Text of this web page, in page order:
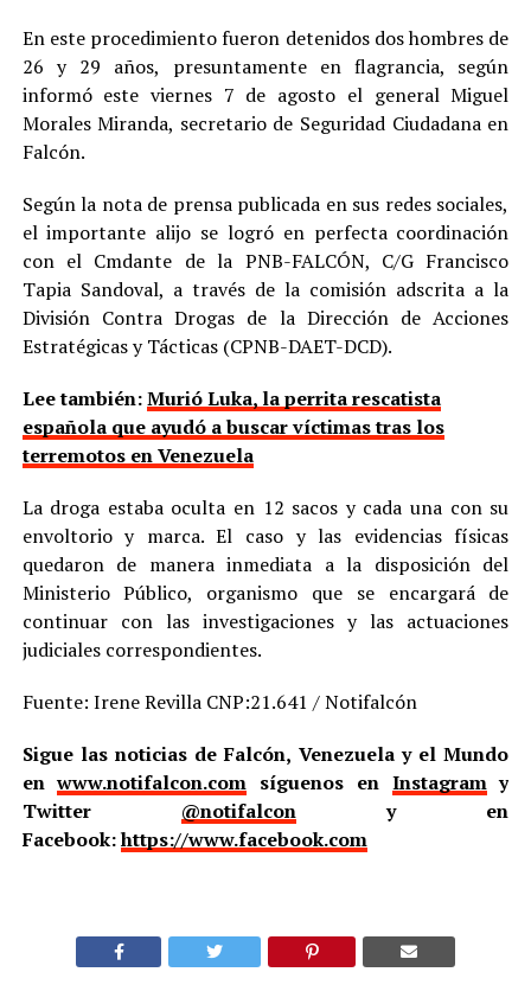
En este procedimiento fueron detenidos dos hombres de
26 y 29 años, presuntamente en flagrancia, según
informó este viernes 7 de agosto el general Miguel
Morales Miranda, secretario de Seguridad Ciudadana en
Falcón.
Según la nota de prensa publicada en sus redes sociales,
el importante alijo se logró en perfecta coordinación
con el Cmdante de la PNB-FALCÓN, C/G Francisco
Tapia Sandoval, a través de la comisión adscrita a la
División Contra Drogas de la Dirección de Acciones
Estratégicas y Tácticas (CPNB-DAET-DCD).
Lee también:Murió Luka, la perrita rescatista
española que ayudó a buscar víctimas tras los
terremotos en Venezuela
La droga estaba oculta en 12 sacos y cada una con su
envoltorio y marca. El caso y las evidencias físicas
quedaron de manera inmediata a la disposición del
Ministerio Público, organismo que se encargará de
continuar con las investigaciones y las actuaciones
judiciales correspondientes.
Fuente: Irene Revilla CNP:21.641 / Notifalcón
Sigue las noticias de Falcón, Venezuela y el Mundo
enwww.notifalcon.com síguenos en Instagramy
Twitter @notifalcony en
Facebook:https://www.facebook.com